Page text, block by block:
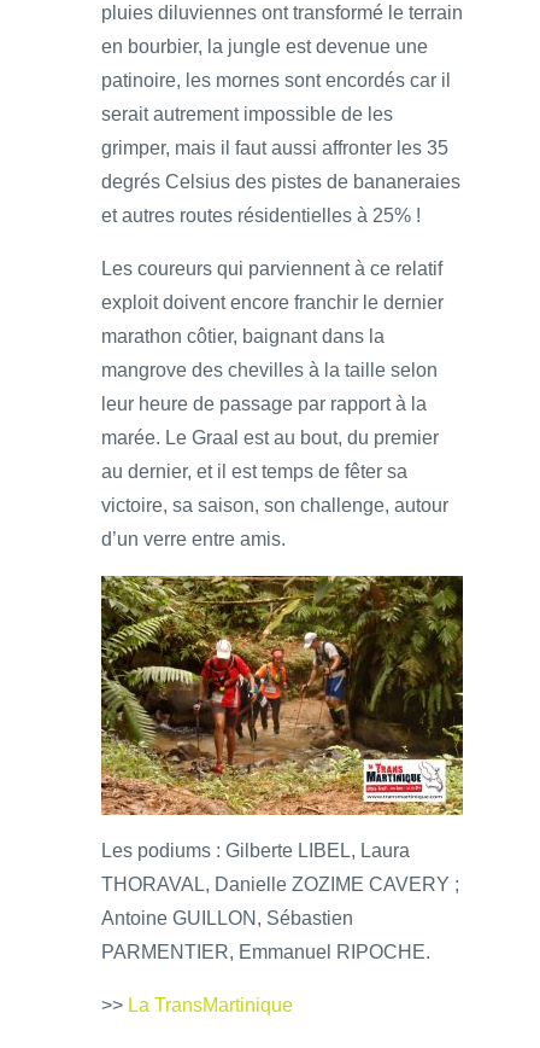
pluies diluviennes ont transformé le terrain
en bourbier, la jungle est devenue une
patinoire, les mornes sont encordés car il
serait autrement impossible de les
grimper, mais il faut aussi affronter les 35
degrés Celsius des pistes de bananeraies
et autres routes résidentielles à 25% !
Les coureurs qui parviennent à ce relatif
exploit doivent encore franchir le dernier
marathon côtier, baignant dans la
mangrove des chevilles à la taille selon
leur heure de passage par rapport à la
marée. Le Graal est au bout, du premier
au dernier, et il est temps de fêter sa
victoire, sa saison, son challenge, autour
d’un verre entre amis.
Les podiums : Gilberte LIBEL, Laura
THORAVAL, Danielle ZOZIME CAVERY ;
Antoine GUILLON, Sébastien
PARMENTIER, Emmanuel RIPOCHE.
>> La TransMartinique